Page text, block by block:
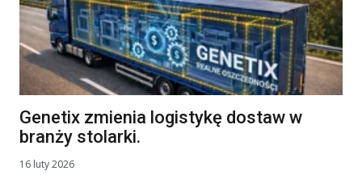
Genetix zmienia logistykę dostaw w
branży stolarki.
16 luty 2026